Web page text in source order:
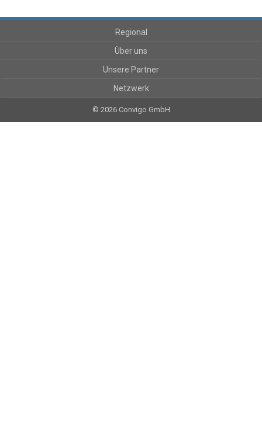
Regional
Über uns
Unsere Partner
Netzwerk
© 2026 Convigo GmbH